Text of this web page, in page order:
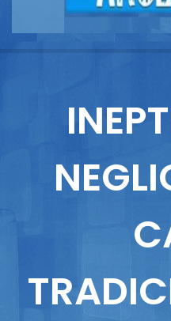
Reportajes
Columnistas